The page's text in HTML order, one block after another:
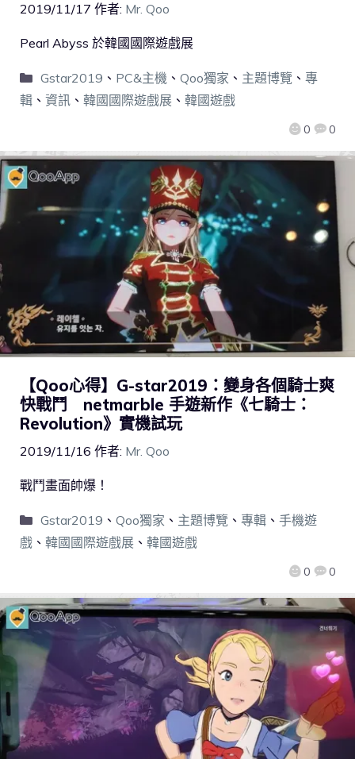
2019/11/17 作者: Mr. Qoo
0 0
Pearl Abyss 於韓國國際遊戲展
Gstar2019 、 PC&主機、 Qoo獨家 、 主題博覽 、 專
輯 、 資訊 、 韓國國際遊戲展 、 韓國遊戲
【Qoo心得】G-star2019：變身各個騎士爽
快戰鬥 netmarble 手遊新作《七騎士：
Revolution》實機試玩
2019/11/16 作者: Mr. Qoo
0 0
戰鬥畫面帥爆！
Gstar2019 、 Qoo獨家 、 主題博覽 、 專輯、 手機遊
戲 、 韓國國際遊戲展 、 韓國遊戲